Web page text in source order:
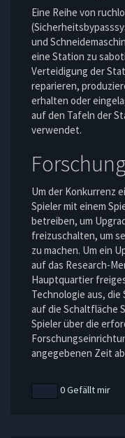
Eine Reihe von
und
eine Station zu
Verteidigung der
reparieren,
erhalten oder
auf den Tafeln der
verwendet.
Forschung
Um der Konkurrenz
Spieler mit einem
betreiben, um
freizuschalten, um
zu machen. Um ein
auf das Research-
Hauptquartier
Technologie aus,
auf die Schaltfläche
Spieler über die
angegebenen Zeit
0 Gefällt mir